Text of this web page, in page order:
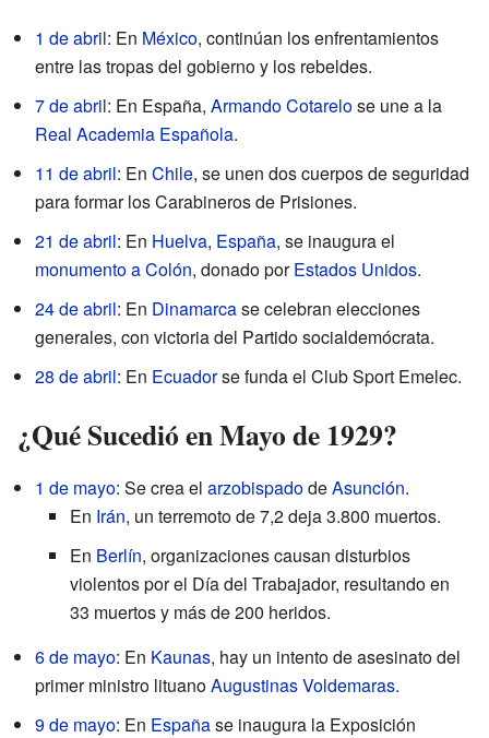
1 de abril: En México, continúan los enfrentamientos
entre las tropas del gobierno y los rebeldes.
7 de abril: En España, Armando Cotarelose une a la
Real Academia Española.
11 de abril: En Chile, se unen dos cuerpos de seguridad
para formar los Carabineros de Prisiones.
21 de abril: En Huelva, España, se inaugura el
monumento a Colón, donado porEstados Unidos.
24 de abril: En Dinamarcase celebran elecciones
generales, con victoria del Partido socialdemócrata.
28 de abril: En Ecuadorse funda el Club Sport Emelec.
¿Qué Sucedió en Mayo de 1929?
1 de mayo: Se crea el arzobispadodeAsunción.
En Irán, un terremoto de 7,2 deja 3.800 muertos.
En Berlín, organizaciones causan disturbios
violentos por el Día del Trabajador, resultando en
33 muertos y más de 200 heridos.
6 de mayo: En Kaunas, hay un intento de asesinato del
primer ministro lituanoAugustinas Voldemaras.
9 de mayo: En Españase inaugura la Exposición